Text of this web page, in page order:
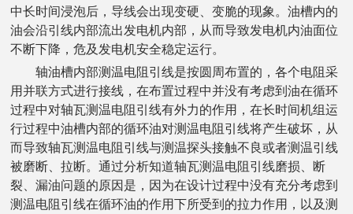
中长时间浸泡后，导线会出现变硬、变脆的现象。油槽内的
油会沿引线内部流出发电机内部，从而导致发电机内油面位
不断下降，危及发电机安全稳定运行。
轴油槽内部测温电阻引线是按圆周布置的，各个电阻采
用并联方式进行接线，在布置过程中并没有考虑到油在循环
过程中对轴瓦测温电阻引线有外力的作用，在长时间机组运
行过程中油槽内部的循环油对测温电阻引线将产生破坏，从
而导致轴瓦测温电阻引线与测温探头接触不良或者测温引线
被磨断、拉断。通过分析知道轴瓦测温电阻引线磨损、断
裂、漏油问题的原因是，因为在设计过程中没有充分考虑到
测温电阻引线在循环油的作用下所受到的拉力作用，以及测